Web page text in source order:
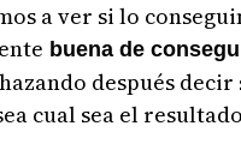
a ver si lo
buena de
después decir
cual sea el